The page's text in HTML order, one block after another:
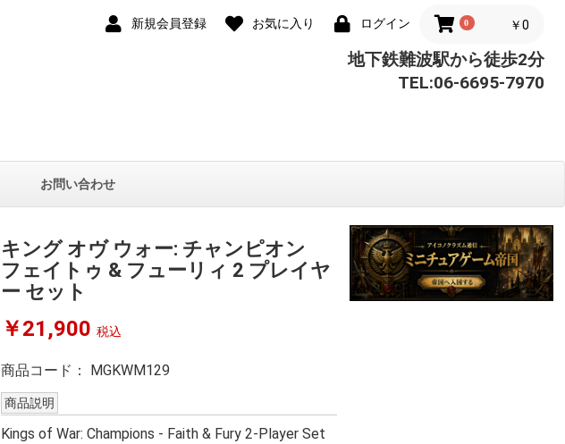
新規会員登録 お気に入り ログイン 0 ￥0
地下鉄難波駅から徒歩2分
TEL:06-6695-7970
お問い合わせ
キング オヴ ウォー: チャンピオン
フェイトゥ & フューリィ 2 プレイヤ
ー セット
￥21,900 税込
商品コード： MGKWM129
商品説明
Kings of War: Champions - Faith & Fury 2-Player Set